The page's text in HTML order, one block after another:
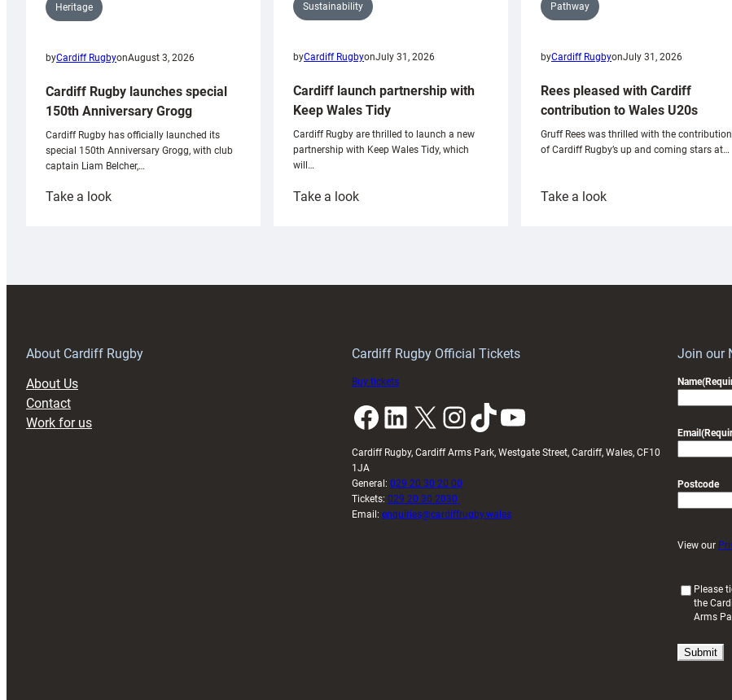
Heritage
byCardiff RugbyonAugust 3, 2026
Cardiff Rugby launches special
150th Anniversary Grogg
Cardiff Rugby has officially launched its
special 150th Anniversary Grogg, with club
captain Liam Belcher,…
Take a look:
Sustainability
byCardiff RugbyonJuly 31, 2026
Cardiff launch partnership with
Keep Wales Tidy
Cardiff Rugby are thrilled to launch a new
partnership with Keep Wales Tidy, which
will…
Take a look:
Pathway
byCardiff RugbyonJuly 31, 2026
Rees pleased with Cardiff
contribution to Wales U20s
Gruff Rees was thrilled with the contribution
of Cardiff Rugby’s up and coming stars at…
Take a look:
About Cardiff Rugby
About Us
Contact
Work for us
Cardiff Rugby Official Tickets
Buy tickets
Facebook LinkedIn X InstagramTikTok YouTube
Cardiff Rugby, Cardiff Arms Park, Westgate Street, Cardiff, Wales, CF10
1JA
General: 029 20 30 20 00
Tickets: 029 20 30 2030
Email: enquiries@cardiffrugby.wales
Join our
Name
Email
Postcode
View our
u
i
Please
the
Arms